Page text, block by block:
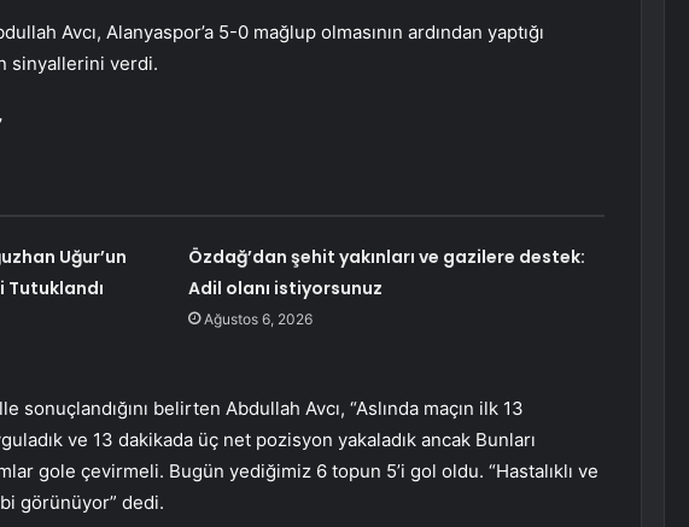
Avcı, Alanyaspor’a 5-0 mağlup olmasının ardından yaptığı
sinyallerini verdi.
Uğur’un
Tutuklandı
Özdağ’dan şehit yakınları ve gazilere destek:
Adil olanı istiyorsunuz
Ağustos 6, 2026
sonuçlandığını belirten Abdullah Avcı, “Aslında maçın ilk 13
ve 13 dakikada üç net pozisyon yakaladık ancak Bunları
gole çevirmeli. Bugün yediğimiz 6 topun 5’i gol oldu. “Hastalıklı ve
görünüyor” dedi.